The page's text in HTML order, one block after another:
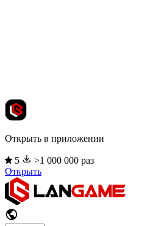
Открыть в приложении
5
>1 000 000 раз
Открыть